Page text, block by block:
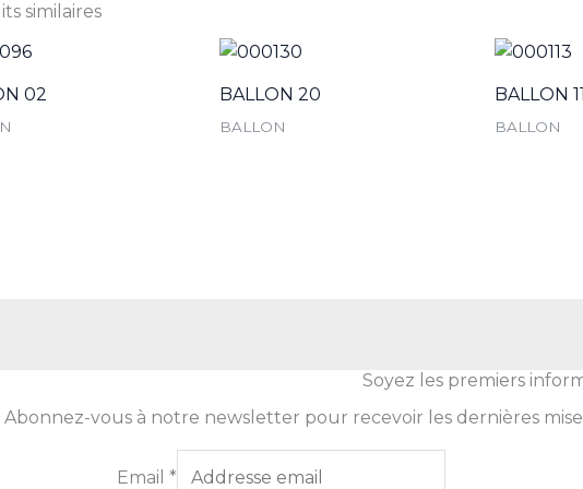
similaires
02 BALLON 20
BALLON
BALLON 11
BALLON
Soyez les premiers
Abonnez-vous à notre newsletter pour recevoir les dernières
Email *